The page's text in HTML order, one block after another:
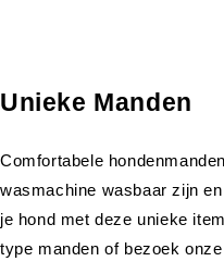
Unieke Manden
Comfortabele
wasmachine wasbaar zijn
je hond met deze unieke
type manden of bezoek